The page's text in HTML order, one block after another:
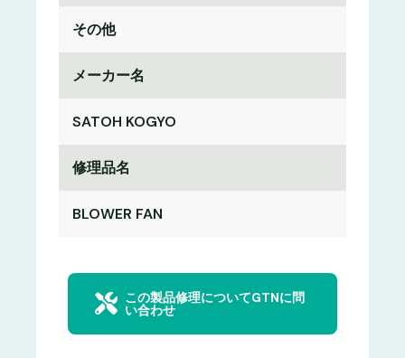
その他
メーカー名
SATOH KOGYO
修理品名
BLOWER FAN
この製品修理についてGTNに問
い合わせ